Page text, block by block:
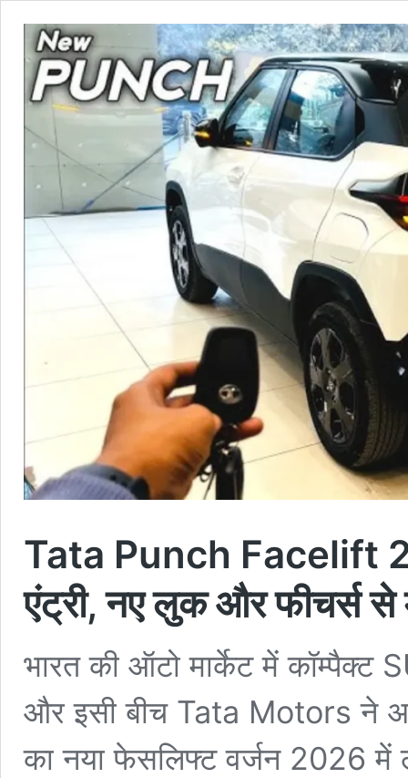
Tata Punch Facelift
एंट्री, नए लुक और फीचर्स से
भारत की ऑटो मार्केट में कॉम्पैक्ट
और इसी बीच Tata Motors ने
का नया फेसलिफ्ट वर्जन 2026 में